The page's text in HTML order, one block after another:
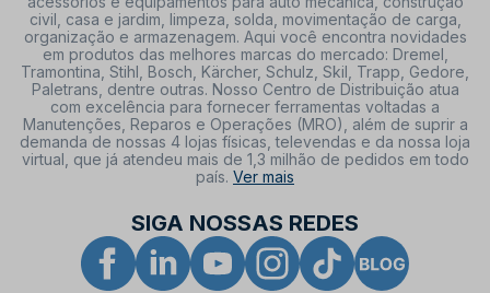
civil, casa e jardim, limpeza, solda, movimentação de carga,
organização e armazenagem. Aqui você encontra novidades
em produtos das melhores marcas do mercado: Dremel,
Tramontina, Stihl, Bosch, Kärcher, Schulz, Skil, Trapp, Gedore,
Paletrans, dentre outras. Nosso Centro de Distribuição atua
com excelência para fornecer ferramentas voltadas a
Manutenções, Reparos e Operações (MRO), além de suprir a
demanda de nossas 4 lojas físicas, televendas e da nossa loja
virtual, que já atendeu mais de 1,3 milhão de pedidos em todo
país. Ver mais
SIGA NOSSAS REDES